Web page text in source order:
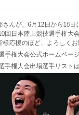
んが、6月12日から18日
回日本陸上競技選手権大
応援のほど、よろしくお
手権大会公式ホームペー
手権大会出場選手リストは